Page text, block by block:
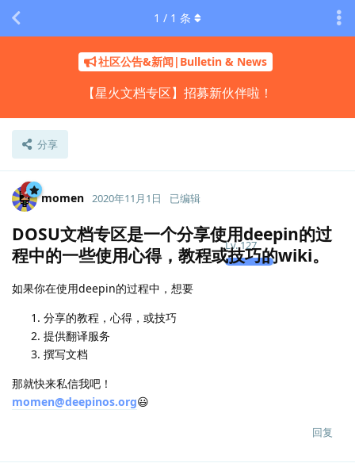
社区公告&新闻|Bulletin & News
【星火文档专区】招募新伙伴啦！
分享
1 / 1 条
momen
Lv.127
2020年11月1日 已编辑
DOSU文档专区是一个分享使用deepin的过
程中的一些使用心得，教程或技巧的wiki。
如果你在使用deepin的过程中，想要
分享的教程，心得，或技巧
提供翻译服务
撰写文档
那就快来私信我吧！
momen@deepinos.org😃
回复